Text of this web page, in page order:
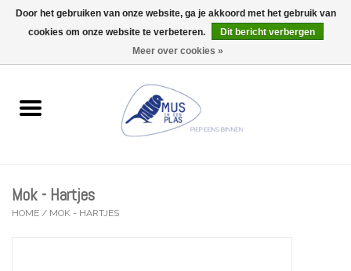
0 Artikelen - €0,00
Wenskaarten
Lifestyle
Mok - Hartjes
HOME / MOK - HARTJES
Door het gebruiken van onze website, ga je akkoord met het gebruik van
cookies om onze website te verbeteren.
Dit bericht verbergen
Meer over cookies »
Wij zijn uitzonderlijk gesloten op Do 13/08